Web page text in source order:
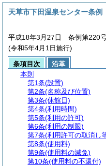
天草市下田温泉センター条例
平成18年3月27日 条例第220
(令和5年4月1日施行)
条項目次
沿革
本則
第1条(設置)
第2条(名称及び位置)
第3条(休館日)
第4条(利用時間)
第5条(利用の許可)
第6条(利用の制限)
第7条(利用許可の取消し
第8条(使用料)
第9条(使用料の減免)
第10条(使用料の不還付)